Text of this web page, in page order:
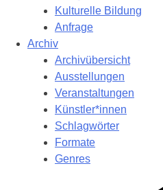
Kulturelle Bildung
Anfrage
Archiv
Archivübersicht
Ausstellungen
Veranstaltungen
Künstler*innen
Schlagwörter
Formate
Genres